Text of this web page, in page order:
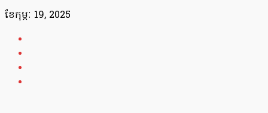
ខែ​កុម្ភៈ 19, 2025